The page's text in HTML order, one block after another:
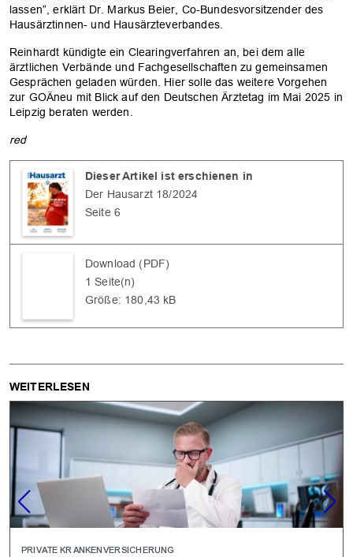
OK
lassen”, erklärt Dr. Markus Beier, Co-Bundesvorsitzender des
Hausärztinnen- und Hausärzteverbandes.
Reinhardt kündigte ein Clearingverfahren an, bei dem alle
ärztlichen Verbände und Fachgesellschaften zu gemeinsamen
Gesprächen geladen würden. Hier solle das weitere Vorgehen
zur GOÄneu mit Blick auf den Deutschen Ärztetag im Mai 2025 in
Leipzig beraten werden.
red
Dieser Artikel ist erschienen in
Der Hausarzt 18/2024
Seite 6
Download (PDF)
1 Seite(n)
Größe: 180,43 kB
WEITERLESEN
PRIVATE KRANKENVERSICHERUNG